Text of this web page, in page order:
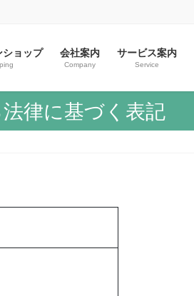
ショップ 会社案内
Company
サービス案内
Service
律に基づく表記